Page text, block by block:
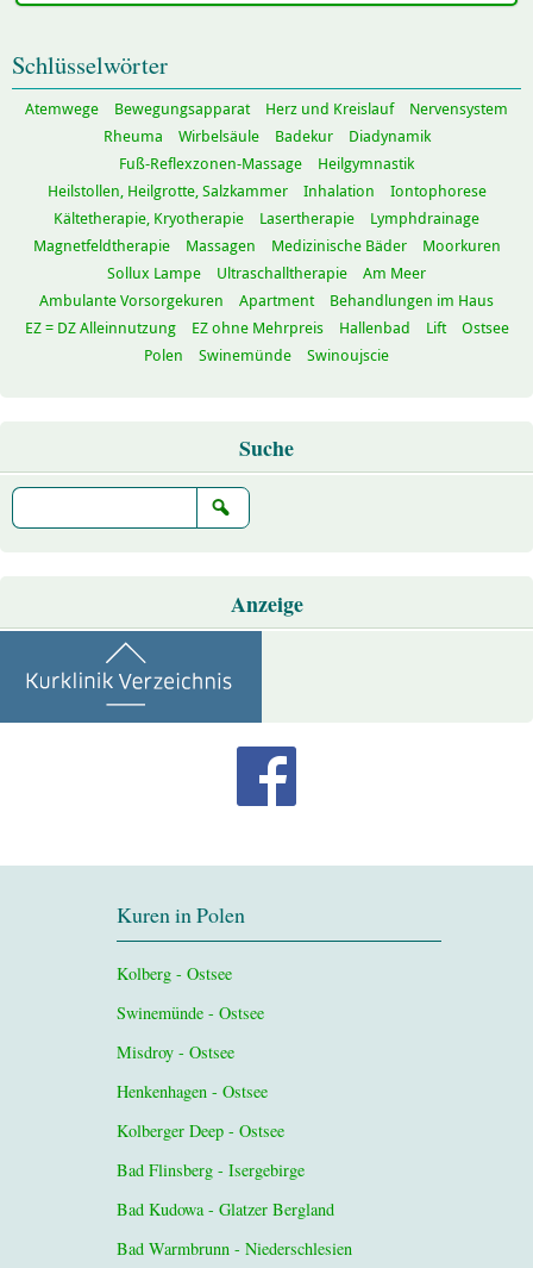
Schlüsselwörter
Atemwege Bewegungsapparat Herz und Kreislauf
Nervensystem
Rheuma
Wirbelsäule Badekur
Diadynamik
Fuß-Reflexzonen-Massage
Heilgymnastik
Heilstollen, Heilgrotte, Salzkammer
Inhalation
Iontophorese
Kältetherapie, Kryotherapie
Lasertherapie
Lymphdrainage
Magnetfeldtherapie
Massagen Medizinische Bäder
Moorkuren
Sollux Lampe
Ultraschalltherapie
Am Meer
Ambulante Vorsorgekuren
Apartment
Behandlungen im Haus
EZ = DZ Alleinnutzung
EZ ohne Mehrpreis Hallenbad Lift
Ostsee
Polen
Swinemünde Swinoujscie
Suche
Anzeige
Kuren in Polen
Kolberg - Ostsee
Swinemünde - Ostsee
Misdroy - Ostsee
Henkenhagen - Ostsee
Kolberger Deep - Ostsee
Bad Flinsberg - Isergebirge
Bad Kudowa - Glatzer Bergland
Bad Warmbrunn - Niederschlesien